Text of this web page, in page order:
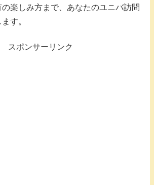
楽しみ方まで、あなたのユニバ訪問
す。
スポンサーリンク